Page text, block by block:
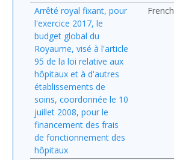
Arrêté royal fixant, pour
l'exercice 2017, le
budget global du
Royaume, visé à l'article
95 de la loi relative aux
hôpitaux et à d'autres
établissements de
soins, coordonnée le 10
juillet 2008, pour le
financement des frais
de fonctionnement des
hôpitaux
French